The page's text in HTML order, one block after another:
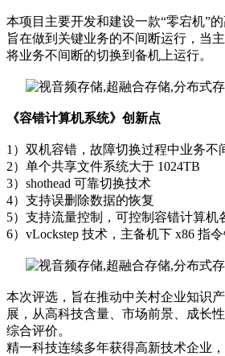
本项目主要开发和建设一款“零宕机”
旨在做到关键业务的不间断运行，当
将业务不间断的切换到备机上运行。
《容错计算机系统》创新点
1）双机容错，故障切换过程中业务不
2）单个共享文件系统大于 1024TB
3）shothead 可靠切换技术
4）支持误删除数据的恢复
5）支持流量控制，可控制容错计算机
6）vLockstep 技术，主备机下 x86 指
本次评选，旨在推动中关村企业知识
展，从高科技含量、市场前景、成长
综合评价。
精一科技连续多年获得高新技术企业